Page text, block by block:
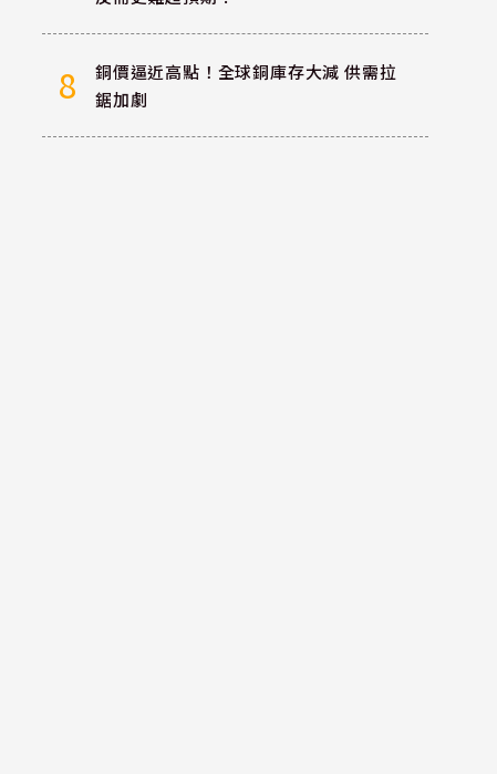
8
銅價逼近高點！全球銅庫存大減 供需拉
鋸加劇